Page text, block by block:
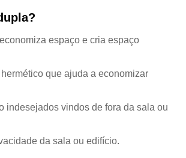
espaço e cria espaço
que ajuda a economizar
indesejados vindos de fora da sala ou
da sala ou edifício.